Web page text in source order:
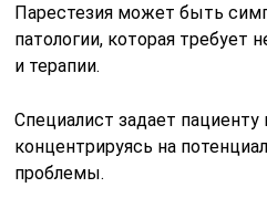
Парестезия может быть
патологии, которая требует
и терапии.
Специалист задает
концентрируясь на
проблемы.